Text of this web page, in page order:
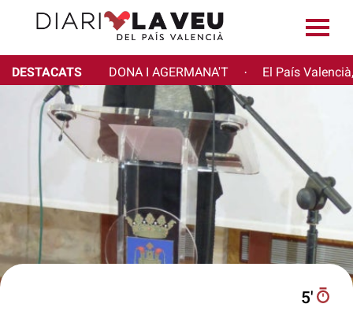
DESTACATS DONA I AGERMANA'T · El País
5′